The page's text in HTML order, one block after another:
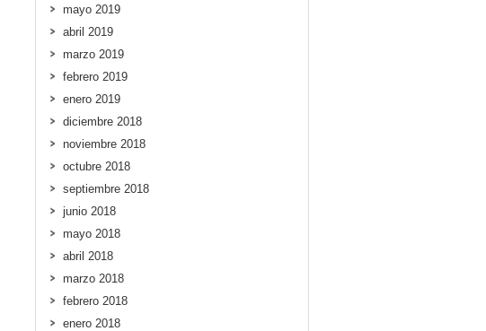
mayo 2019
abril 2019
marzo 2019
febrero 2019
enero 2019
diciembre 2018
noviembre 2018
octubre 2018
septiembre 2018
junio 2018
mayo 2018
abril 2018
marzo 2018
febrero 2018
enero 2018